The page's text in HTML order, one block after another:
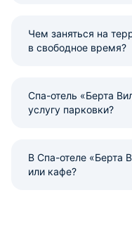
Чем заняться на
в свободное время?
Спа-отель «Берта
услугу парковки?
В Спа-отеле «Берта
или кафе?